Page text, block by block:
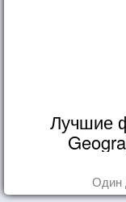
Лучшие
Один